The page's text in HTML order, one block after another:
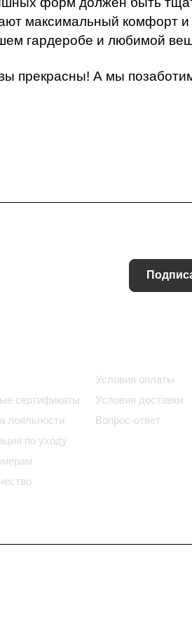
максимальный комфорт и
гардеробе и любимой
прекрасны! А мы
сертификаты
лояльности
по уходу
Условия оплаты
Условия доставки
Вопрос-ответ